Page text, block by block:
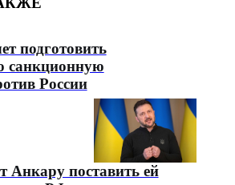
подготовить
санкционную
России
Анкару поставить ей